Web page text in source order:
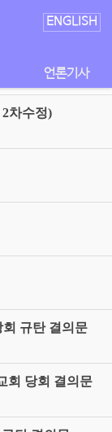
ENGLISH
언론기사
차수정)
규탄 결의문
회 당회 결의문